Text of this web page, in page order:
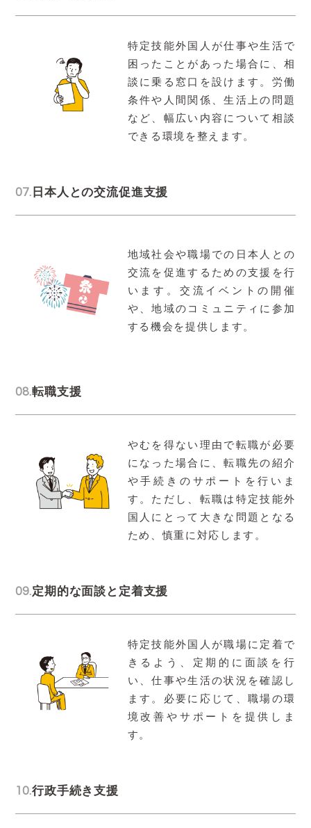
特定技能外国人が仕事や生活で
困ったことがあった場合に、相
談に乗る窓口を設けます。労働
条件や人間関係、生活上の問題
など、幅広い内容について相談
できる環境を整えます。
07. 日本人との交流促進支援
地域社会や職場での日本人との
交流を促進するための支援を行
います。交流イベントの開催
や、地域のコミュニティに参加
する機会を提供します。
08.転職支援
やむを得ない理由で転職が必要
になった場合に、転職先の紹介
や手続きのサポートを行いま
す。ただし、転職は特定技能外
国人にとって大きな問題となる
ため、慎重に対応します。
09.定期的な面談と定着支援
特定技能外国人が職場に定着で
きるよう、定期的に面談を行
い、仕事や生活の状況を確認し
ます。必要に応じて、職場の環
境改善やサポートを提供しま
す。
10.行政手続き支援